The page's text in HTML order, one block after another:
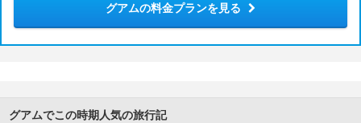
グアムの料金プランを見る
グアムでこの時期人気の旅行記